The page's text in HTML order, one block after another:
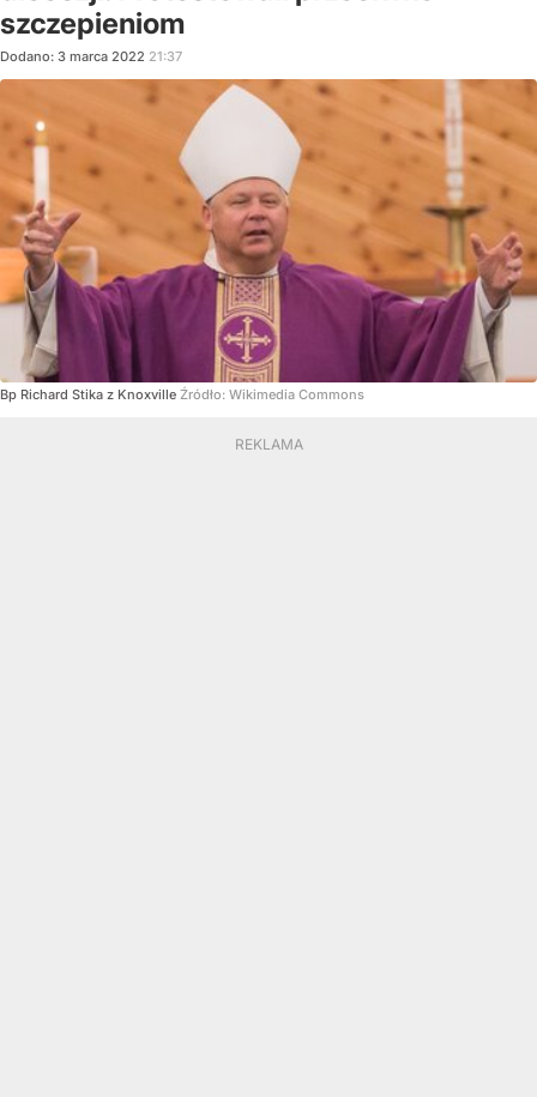
szczepieniom
Dodano: 3 marca 2022 21:37
Bp Richard Stika z Knoxville Źródło: Wikimedia Commons